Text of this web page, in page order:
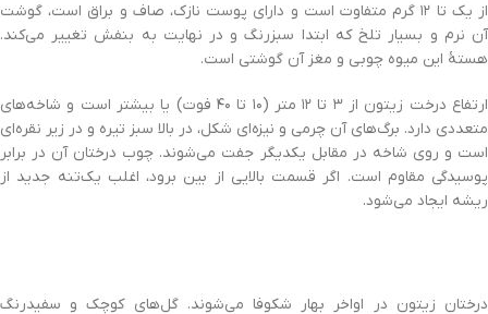
از یک تا ۱۲ گرم متفاوت است و دارای پوست نازک، صاف و براق است، گوشت
آن نرم و بسیار تلخ که ابتدا سبزرنگ و در نهایت به بنفش تغییر می‌کند.
هستهٔ این میوه چوبی و مغز آن گوشتی است.
ارتفاع درخت زیتون از ۳ تا ۱۲ متر (۱۰ تا ۴۰ فوت) یا بیشتر است و شاخه‌های
متعددی دارد. برگ‌های آن چرمی و نیزه‌ای شکل، در بالا سبز تیره و در زیر نقره‌ای
است و روی شاخه در مقابل یکدیگر جفت می‌شوند. چوب درختان آن در برابر
پوسیدگی مقاوم است. اگر قسمت بالایی از بین برود، اغلب یک‌تنه جدید از
ریشه ایجاد می‌شود.
درختان زیتون در اواخر بهار شکوفا می‌شوند. گل‌های کوچک و سفیدرنگ